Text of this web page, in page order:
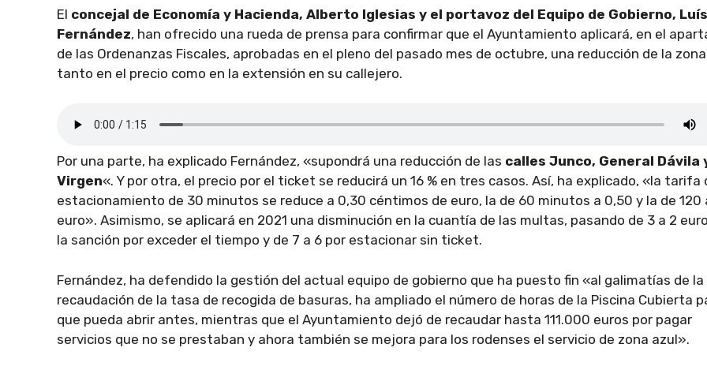
El concejal de Economía y Hacienda, Alberto Iglesias y el portavoz del Equipo de Gobierno, Luís
Fernández, han ofrecido una rueda de prensa para confirmar que el Ayuntamiento aplicará, en el
de las Ordenanzas Fiscales, aprobadas en el pleno del pasado mes de octubre, una reducción de la
tanto en el precio como en la extensión en su callejero.
Por una parte, ha explicado Fernández, «supondrá una reducción de las calles Junco, General Dávila
Virgen«. Y por otra, el precio por el ticket se reducirá un 16 % en tres casos. Así, ha explicado, «la tarifa
estacionamiento de 30 minutos se reduce a 0,30 céntimos de euro, la de 60 minutos a 0,50 y la de 120
euro». Asimismo, se aplicará en 2021 una disminución en la cuantía de las multas, pasando de 3 a 2
la sanción por exceder el tiempo y de 7 a 6 por estacionar sin ticket.
Fernández, ha defendido la gestión del actual equipo de gobierno que ha puesto fin «al galimatías de la
recaudación de la tasa de recogida de basuras, ha ampliado el número de horas de la Piscina Cubierta
que pueda abrir antes, mientras que el Ayuntamiento dejó de recaudar hasta 111.000 euros por pagar
servicios que no se prestaban y ahora también se mejora para los rodenses el servicio de zona azul».